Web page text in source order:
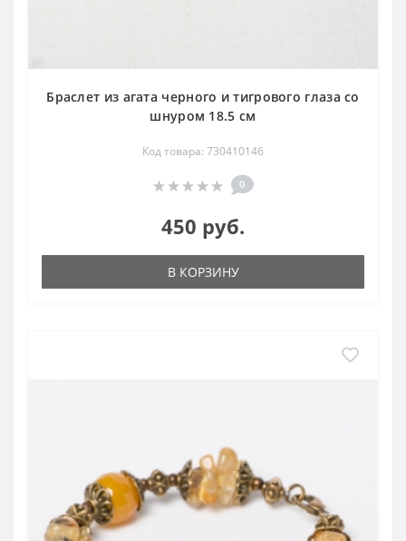
Браслет из агата черного и тигрового глаза со
шнуром 18.5 см
Код товара: 730410146
0
450 руб.
В КОРЗИНУ